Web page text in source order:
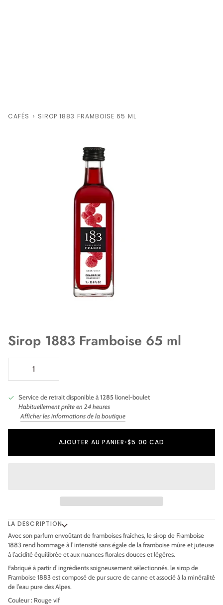
CAFÉS › SIROP 1883 FRAMBOISE 65 ML
Sirop 1883 Framboise 65 ml
Service de retrait disponible à1285 lionel-boulet
Habituellement prête en 24 heures
Afficher les informations de la boutique
AJOUTER AU PANIER•$5.00 CAD
LA DESCRIPTION
Avec son parfum envoûtant de framboises fraîches, le sirop de Framboise
1883 rend hommage à l’intensité sans égale de la framboise mûre et juteuse
à l’acidité équilibrée et aux nuances florales douces et légères.
Fabriqué à partir d’ingrédients soigneusement sélectionnés, le sirop de
Framboise 1883 est composé de pur sucre de canne et associé à la minéralité
de l’eau pure des Alpes.
Couleur : Rouge vif